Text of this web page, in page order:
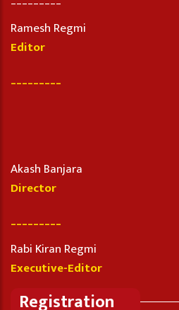
Ramesh Regmi
Editor
_________
Akash Banjara
Director
_________
Rabi Kiran Regmi
Executive-Editor
Registration